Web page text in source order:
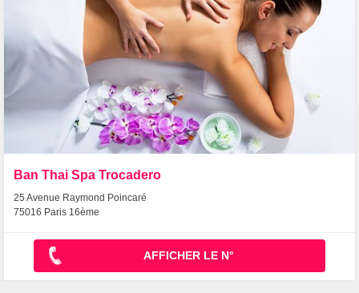
Ban Thai Spa Trocadero
25 Avenue Raymond Poincaré
75016 Paris 16ème
AFFICHER LE N°